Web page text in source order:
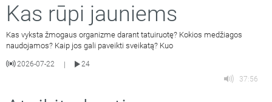
Kas rūpi jauniems
Kas vyksta žmogaus organizme darant tatuiruotę? Kokios medžiagos
naudojamos? Kaip jos gali paveikti sveikatą? Kuo
2026-07-22 |
24
37:56